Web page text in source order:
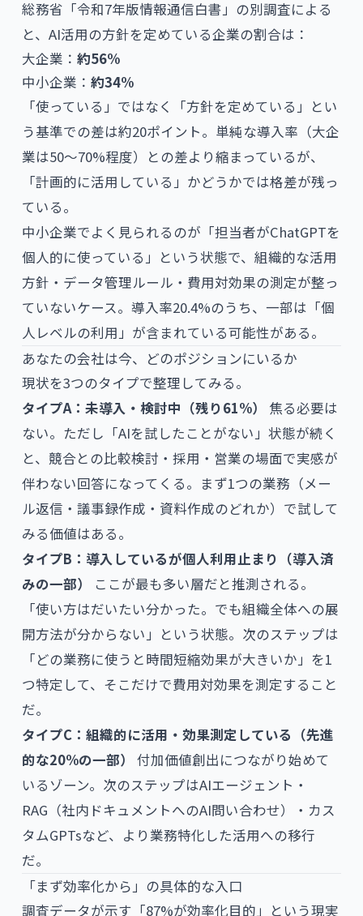
総務省「令和7年版情報通信白書」の別調査による
と、AI活用の方針を定めている企業の割合は：
大企業： 約56%
中小企業： 約34%
「使っている」ではなく「方針を定めている」とい
う基準での差は約20ポイント。単純な導入率（大企
業は50〜70%程度）との差より縮まっているが、
「計画的に活用している」かどうかでは格差が残っ
ている。
中小企業でよく見られるのが「担当者がChatGPTを
個人的に使っている」という状態で、組織的な活用
方針・データ管理ルール・費用対効果の測定が整っ
ていないケース。導入率20.4%のうち、一部は「個
人レベルの利用」が含まれている可能性がある。
あなたの会社は今、どのポジションにいるか
現状を3つのタイプで整理してみる。
タイプA：未導入・検討中（残り61%）
焦る必要は
ない。ただし「AIを試したことがない」状態が続く
と、競合との比較検討・採用・営業の場面で実感が
伴わない回答になってくる。まず1つの業務（メー
ル返信・議事録作成・資料作成のどれか）で試して
みる価値はある。
タイプB：導入しているが個人利用止まり（導入済
みの一部）
ここが最も多い層だと推測される。
「使い方はだいたい分かった。でも組織全体への展
開方法が分からない」という状態。次のステップは
「どの業務に使うと時間短縮効果が大きいか」を1
つ特定して、そこだけで費用対効果を測定すること
だ。
タイプC：組織的に活用・効果測定している（先進
的な20%の一部）
付加価値創出につながり始めて
いるゾーン。次のステップはAIエージェント・
RAG（社内ドキュメントへのAI問い合わせ）・カス
タムGPTsなど、より業務特化した活用への移行
だ。
「まず効率化から」の具体的な入口
調査データが示す「87%が効率化目的」という現実